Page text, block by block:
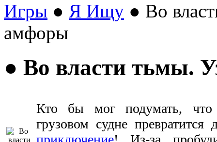
Игры ● Я Ищу ● Во
амфоры
● Во власти тьмы.
Кто бы мог подумать, что
грузовом судне